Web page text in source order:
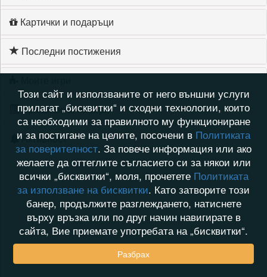
Картички и подаръци
Последни постижения
Хронология на игри
Активност
Този сайт и използваните от него външни услуги
прилагат „бисквитки“ и сходни технологии, които
са необходими за правилното му функциониране
и за постигане на целите, посочени в Политиката
за поверителност. За повече информация или ако
желаете да оттеглите съгласието си за някои или
всички „бисквитки“, моля, прочетете Политиката
за използване на бисквитки. Като затворите този
банер, продължите разглеждането, натиснете
върху връзка или по друг начин навигирате в
сайта, Вие приемате употребата на „бисквитки“.
Разбрах